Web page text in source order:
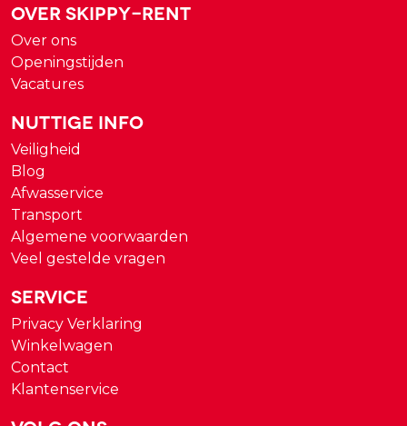
Over Skippy-rent
Over ons
Openingstijden
Vacatures
Nuttige Info
Veiligheid
Blog
Afwasservice
Transport
Algemene voorwaarden
Veel gestelde vragen
Service
Privacy Verklaring
Winkelwagen
Contact
Klantenservice